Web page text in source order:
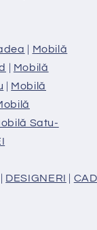
| Mobilă
| Mobilă
| Mobilă
Satu-
| DESIGNERI |